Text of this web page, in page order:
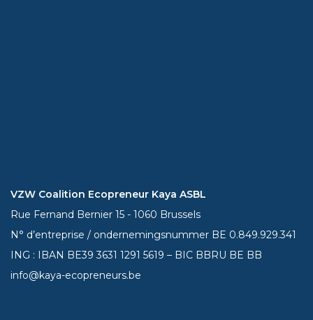
VZW Coalition Ecopreneur Kaya ASBL
Rue Fernand Bernier 15 - 1060 Brussels
N° d’entreprise / ondernemingsnummer BE 0.849.929.341
ING : IBAN BE393631 1291 5619 – BIC BBRU BE BB
info@kaya-ecopreneurs.be